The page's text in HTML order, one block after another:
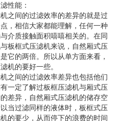
性能：
之间的过滤效率的差异的就是过
，相信大家都能理解，任何一种
介质接触面积嘻嘻相关的。在同
板框式压滤机来说，自然厢式压
它的两倍。所以从单方面来看，
机的要好一些。
之间的过滤效率差异也包括他们
一定了解过板框压滤机与厢式压
差异，自然厢式压滤机的储存空
当过滤同样的液体时，板框式压
的要少，从而停下的浪费的时间